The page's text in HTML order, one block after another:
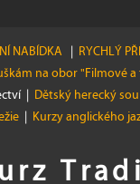
NABÍDKA | RYCHLÝ
na obor "Filmové
| Dětský herecký
| Kurzy anglického